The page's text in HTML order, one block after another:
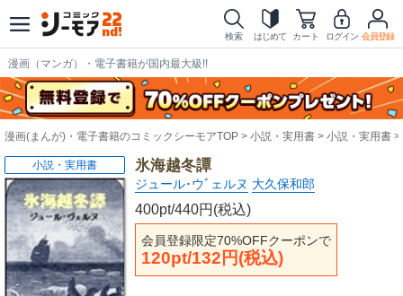
検索 はじめて カート ログイン 会員登録
漫画（マンガ）・電子書籍が国内最大級!!
漫画(まんが)・電子書籍のコミックシーモアTOP 小説・実用書 小説・実用書
氷海越冬譚
ジュール･ウﾞェルヌ 大久保和郎
400pt/440円(税込)
会員登録限定70%OFFクーポンで
120pt/132円(税込)
小説・実用書